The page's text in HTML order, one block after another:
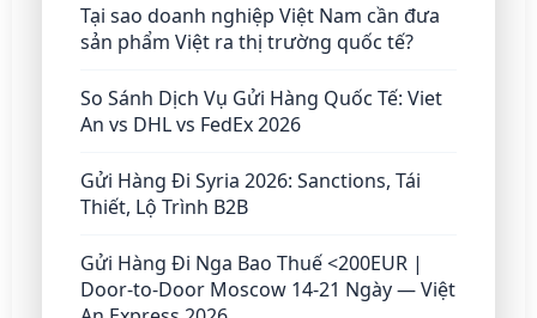
Tại sao doanh nghiệp Việt Nam cần đưa
sản phẩm Việt ra thị trường quốc tế?
So Sánh Dịch Vụ Gửi Hàng Quốc Tế: Viet
An vs DHL vs FedEx 2026
Gửi Hàng Đi Syria 2026: Sanctions, Tái
Thiết, Lộ Trình B2B
Gửi Hàng Đi Nga Bao Thuế <200EUR |
Door-to-Door Moscow 14-21 Ngày — Việt